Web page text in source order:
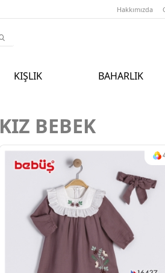
KIŞLIK BAHARLIK
KIZ BEBEK